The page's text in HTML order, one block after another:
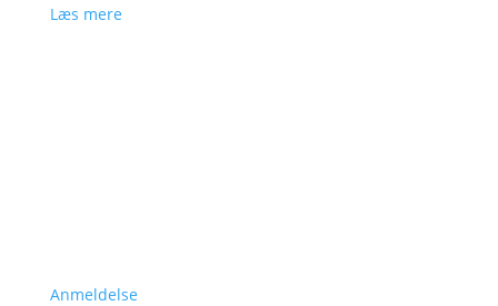
Læs mere
Anmeldelse